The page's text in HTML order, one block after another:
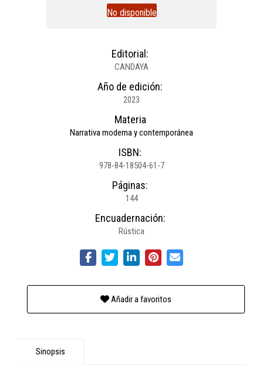
No disponible
Editorial:
CANDAYA
Año de edición:
2023
Materia
Narrativa moderna y contemporánea
ISBN:
978-84-18504-61-7
Páginas:
144
Encuadernación:
Rústica
Añadir a favoritos
Sinopsis